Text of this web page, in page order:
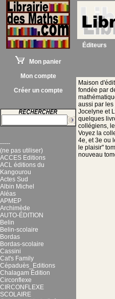
Mon panier
Mon compte
Créer un compte
-----
(ne pas utiliser)
ACCES Editions
ACL éditions du
Kangourou
Actes Sud
Albin Michel
Aléas
APMEP
Archimède
AUTO-ÉDITION
Belin
Belin-scolaire
Bordas
Bordas-scolaire
Cassini
Cat's Family
Cépaduès_Editions
Chalagam Édition
Circonflexe
CIRCONFLEXE
SCOLAIRE
Éditeurs
Maison
fondée par
aussi par les
Jocelyne et
quelques
collégiens,
Voyez la
4e, et 3e ou
le plaisir"
nouveau